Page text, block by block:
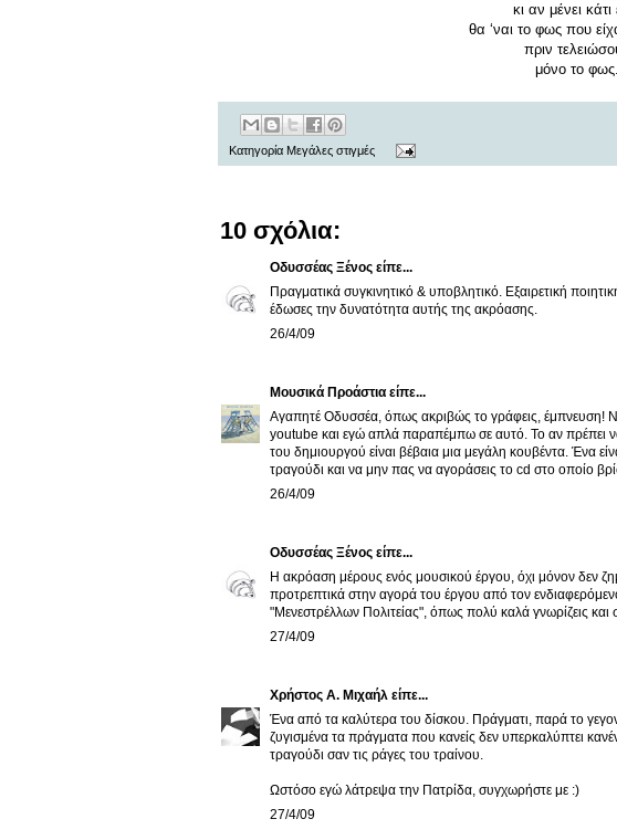
κι αν μένει
θα ‘ναι το φως που
πριν
μόνο το φως.
Κατηγορία Μεγάλες στιγμές
10 σχόλια:
Οδυσσέας Ξένος είπε...
Πραγματικά συγκινητικό & υποβλητικό. Εξαιρετική
έδωσες την δυνατότητα αυτής της ακρόασης.
26/4/09
Μουσικά Προάστια είπε...
Αγαπητέ Οδυσσέα, όπως ακριβώς το γράφεις, έμπνευση!
youtube και εγώ απλά παραπέμπω σε αυτό. Το αν πρέπει
του δημιουργού είναι βέβαια μια μεγάλη κουβέντα. Ένα
τραγούδι και να μην πας να αγοράσεις το cd στο οποίο
26/4/09
Οδυσσέας Ξένος είπε...
Η ακρόαση μέρους ενός μουσικού έργου, όχι μόνον δεν
προτρεπτικά στην αγορά του έργου από τον
"Μενεστρέλλων Πολιτείας", όπως πολύ καλά γνωρίζεις και
27/4/09
Χρήστος Α. Μιχαήλ είπε...
Ένα από τα καλύτερα του δίσκου. Πράγματι, παρά το
ζυγισμένα τα πράγματα που κανείς δεν υπερκαλύπτει
τραγούδι σαν τις ράγες του τραίνου.
Ωστόσο εγώ λάτρεψα την Πατρίδα, συγχωρήστε με :)
27/4/09